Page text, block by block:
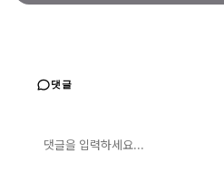
댓글